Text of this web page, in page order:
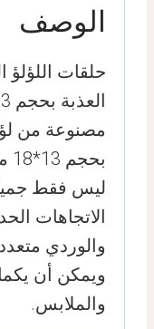
الوصف
حلقات اللؤلؤ
مصنوعة من
ليس فقط
الاتجاهات
والوردي
ويمكن أن
والملابس.